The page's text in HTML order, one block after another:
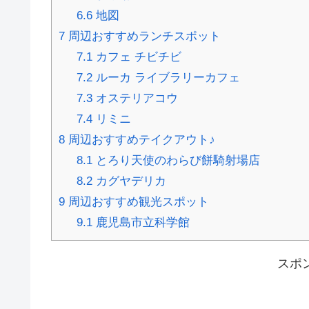
6.6地図
7 周辺おすすめランチスポット
7.1カフェ チビチビ
7.2ルーカ ライブラリーカフェ
7.3オステリアコウ
7.4リミニ
8 周辺おすすめテイクアウト♪
8.1とろり天使のわらび餅騎射場店
8.2カグヤデリカ
9 周辺おすすめ観光スポット
9.1鹿児島市立科学館
スポ